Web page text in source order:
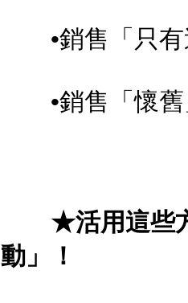
•銷售「只有
•銷售「懷舊
★活用這些方
動」！